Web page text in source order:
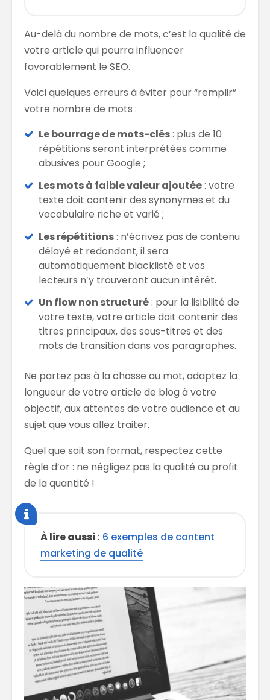
Au-delà du nombre de mots, c’est la qualité de
votre article qui pourra influencer
favorablement le SEO.
Voici quelques erreurs à éviter pour “remplir”
votre nombre de mots :
Le bourrage de mots-clés: plus de 10
répétitions seront interprétées comme
abusives pour Google ;
Les mots à faible valeur ajoutée: votre
texte doit contenir des synonymes et du
vocabulaire riche et varié ;
Les répétitions: n’écrivez pas de contenu
délayé et redondant, il sera
automatiquement blacklisté et vos
lecteurs n’y trouveront aucun intérêt.
Un flow non structuré: pour la lisibilité de
votre texte, votre article doit contenir des
titres principaux, des sous-titres et des
mots de transition dans vos paragraphes.
Ne partez pas à la chasse au mot, adaptez la
longueur de votre article de blog à votre
objectif, aux attentes de votre audience et au
sujet que vous allez traiter.
Quel que soit son format, respectez cette
règle d’or : ne négligez pas la qualité au profit
de la quantité !
À lire aussi : 6 exemples de content
marketing de qualité